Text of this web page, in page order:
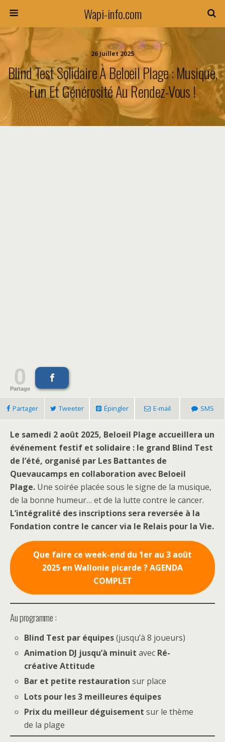
Wapi-info.com
26 Juillet 2025
Blind Test Solidaire À Beloeil Plage : Musique,
Fun Et Générosité Au Rendez-Vous !
0
Partage
Partager Tweeter Épingler E-mail SMS
Le samedi 2 août 2025, Beloeil Plage accueillera un
événement festif et solidaire : le grand Blind Test
de l’été, organisé par Les Battantes de
Quevaucamps en collaboration avec Beloeil
Plage. Une soirée placée sous le signe de la musique,
de la bonne humeur… et de la lutte contre le cancer.
L’intégralité des inscriptions sera reversée à la
Fondation contre le cancer via le Relais pour la Vie.
Que faire ce week-end du 1er au 3 août
2025 en Wallonie picarde ? AGENDA
COMPLET
Au programme :
Blind Test par équipes(jusqu’à 8 joueurs)
Animation DJ jusqu’à minuit avec Ré-
créative Attitude
Bar et petite restauration sur place
Lots pour les 3 meilleures équipes
Prix du meilleur déguisement sur le thème
de la plage